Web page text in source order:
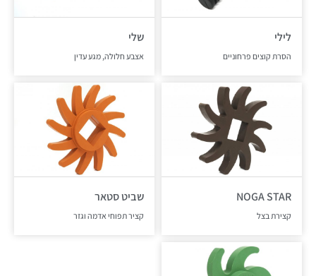
לילי
הסרת קוצים פרחוניים
שלי
אצבע חלולה, מגע עדין
NOGA STAR
קצירת בצל
שביט סטאר
קציר תפוחי אדמה וגזר